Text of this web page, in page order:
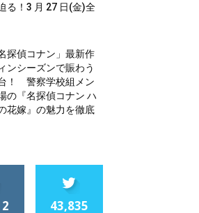
る！3 月 27 日(金)全
探偵コナン」最新作
ンシーズンで賑わう
！ 警察学校組メン
の『名探偵コナン ハ
花嫁』の魅力を徹底
43,835